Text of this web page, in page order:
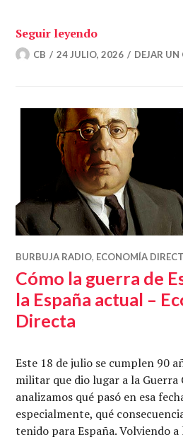
Seguir leyendo«Guerra civil
CB 24 JULIO, 2026 DEJAR
BURBUJA RADIO, ECONOMÍA
Cómo la guerra de
la España actual –
Directa
Este 18 de julio se cumplen 90
militar que dio lugar a la Guerra
analizamos qué pasó en esa
especialmente, qué
tenido para España. Volviendo